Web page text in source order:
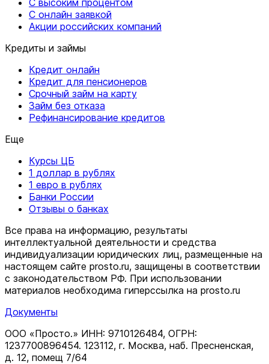
С онлайн заявкой
Акции российских компаний
Кредиты и займы
Кредит онлайн
Кредит для пенсионеров
Срочный займ на карту
Займ без отказа
Рефинансирование кредитов
Еще
Курсы ЦБ
1 доллар в рублях
1 евро в рублях
Банки России
Отзывы о банках
Все права на информацию, результаты
интеллектуальной деятельности и средства
индивидуализации юридических лиц, размещенные на
настоящем сайте prosto.ru, защищены в соответствии
c законодательством РФ. При использовании
материалов необходима гиперссылка на prosto.ru
Документы
ООО «Просто.» ИНН: 9710126484, ОГРН:
1237700896454. 123112, г. Москва, наб. Пресненская,
д. 12, помещ 7/64